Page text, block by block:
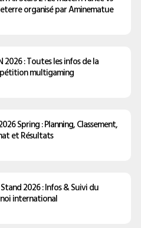
organisé par Aminematue
2026 : Toutes les infos de la
multigaming
Spring : Planning, Classement,
et Résultats
2026 : Infos & Suivi du
international